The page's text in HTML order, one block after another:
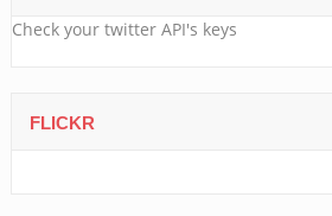
Check your twitter API's keys
FLICKR